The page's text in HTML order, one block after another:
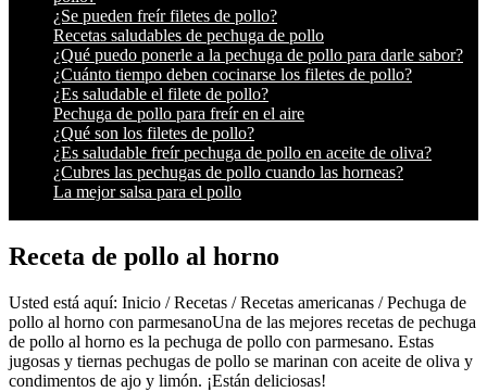
¿Se pueden freír filetes de pollo?
Recetas saludables de pechuga de pollo
¿Qué puedo ponerle a la pechuga de pollo para darle sabor?
¿Cuánto tiempo deben cocinarse los filetes de pollo?
¿Es saludable el filete de pollo?
Pechuga de pollo para freír en el aire
¿Qué son los filetes de pollo?
¿Es saludable freír pechuga de pollo en aceite de oliva?
¿Cubres las pechugas de pollo cuando las horneas?
La mejor salsa para el pollo
Receta de pollo al horno
Usted está aquí: Inicio / Recetas / Recetas americanas / Pechuga de
pollo al horno con parmesanoUna de las mejores recetas de pechuga
de pollo al horno es la pechuga de pollo con parmesano. Estas
jugosas y tiernas pechugas de pollo se marinan con aceite de oliva y
condimentos de ajo y limón. ¡Están deliciosas!